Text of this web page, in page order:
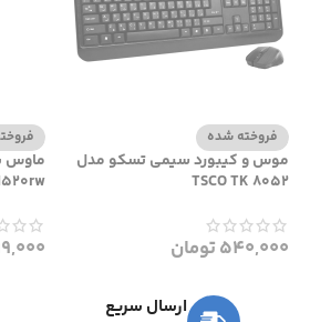
فروخته شده
موس و کیبورد سیمی تسکو مدل
TSCO TK 8052
540,000تومان
ماوس
ارسال سریع